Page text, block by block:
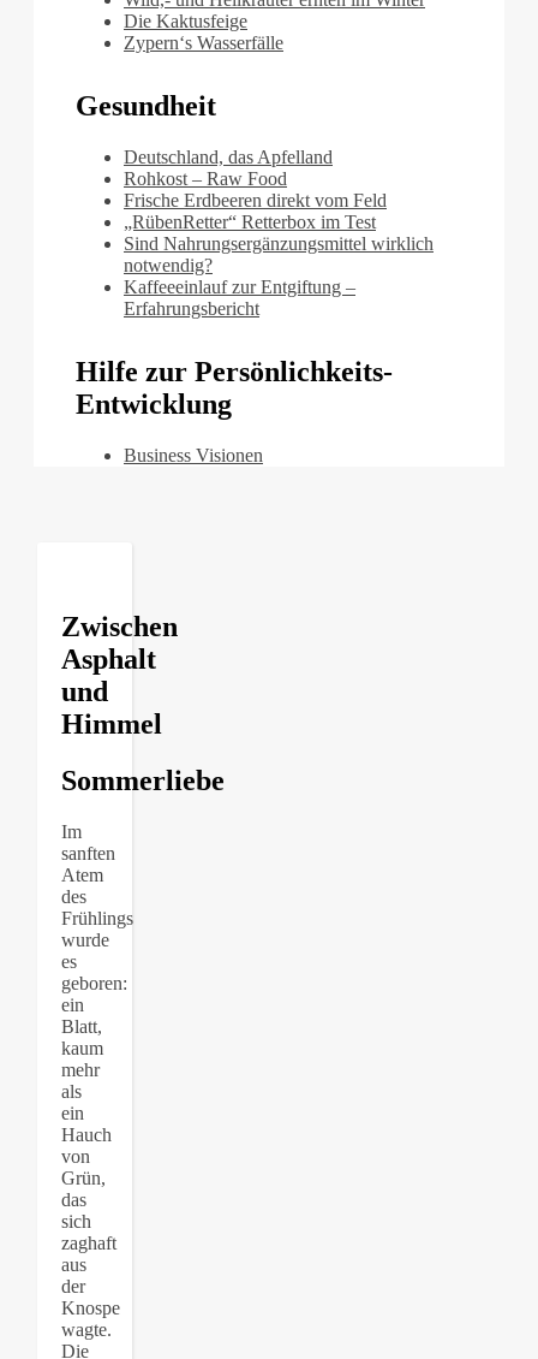
Die Kaktusfeige
Zypern‘s Wasserfälle
Gesundheit
Deutschland, das Apfelland
Rohkost – Raw Food
Frische Erdbeeren direkt vom Feld
„RübenRetter“ Retterbox im Test
Sind Nahrungsergänzungsmittel wirklich
notwendig?
Kaffeeeinlauf zur Entgiftung –
Erfahrungsbericht
Hilfe zur Persönlichkeits-
Entwicklung
Business Visionen
Zwischen
Asphalt
und
Himmel
Sommerliebe
Im
sanften
Atem
des
Frühlings
wurde
es
geboren:
ein
Blatt,
kaum
mehr
als
ein
Hauch
von
Grün,
das
sich
zaghaft
aus
der
Knospe
wagte.
Die